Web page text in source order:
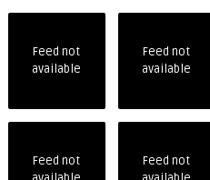
Feed not
available
Feed not
available
Feed not
Feed not